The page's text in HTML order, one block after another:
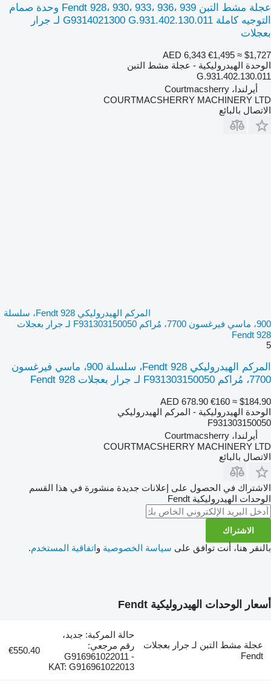
عجلة مشط التبن Fendt 928، 930، 933، 936، 939 وحدة صمام
التوجيه كاملة G9314021300 G.931.402.130.011 لـ جرار
بعجلات
AED 6,343 €1,495 ≈ $1,727
الوحدة الهيدروليكية - عجلة مشط التبن
G.931.402.130.011
أيرلندا، Courtmacsherry
COURTMACSHERRY MACHINERY LTD
الاتصال بالبائع
المركم الهيدروليكي Fendt 928، سلسلة
900، ماسي فيرغسون 7700، مُراكم F931303150050 لـ جرار بعجلات
Fendt 928
5
المركم الهيدروليكي Fendt 928، سلسلة 900، ماسي فيرغسون
7700، مُراكم F931303150050 لـ جرار بعجلات Fendt 928
AED 678.90 €160 ≈ $184.90
الوحدة الهيدروليكية - المركم الهيدروليكي
F931303150050
أيرلندا، Courtmacsherry
COURTMACSHERRY MACHINERY LTD
الاتصال بالبائع
الاشتراك في الحصول على إعلانات جديدة منشورة في هذا القسم
الوحدات الهيدروليكية Fendt
الاشتراك
بالنقر هنا، أنت توافق على سياسة الخصوصية واتفاقية المستخدم.
أسعار الوحدات الهيدروليكية Fendt
عجلة مشط التبن لـ جرار بعجلات
Fendt
حالة المركبة: جديد،
رقم مرجعي:
G916961022011 -
KAT: G916961022013
€550.40